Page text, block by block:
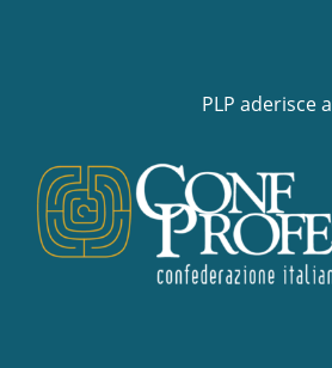
PLP aderisce a